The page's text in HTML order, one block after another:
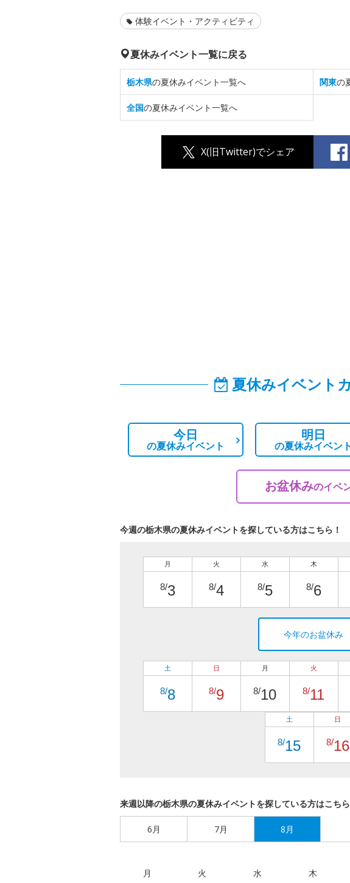
体験イベント・アクティビティ
夏休みイベント一覧に戻る
栃木県の夏休みイベント一覧へ 関東の
全国の夏休みイベント一覧へ
X(旧Twitter)でシェア
夏休みイベント
今日
の夏休みイベント
明日
の夏休みイベント
お盆休みのイベ
今週の栃木県の夏休みイベントを探している方はこちら！
月
8/3
火
8/4
水
8/5
木
8/6
今年のお盆休み
土
8/8
日
8/9
月
8/10
火
8/11
土
8/15
日
8/16
来週以降の栃木県の夏休みイベントを探している方はこちら
6月 7月 8月
月 火 水 木